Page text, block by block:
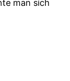
man sich